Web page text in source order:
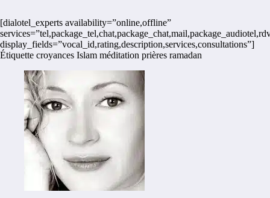
[dialotel_experts availability=”online,offline”
display_fields=”vocal_id,rating,description,services,consultations”]
Étiquette croyances Islam méditation prières ramadan